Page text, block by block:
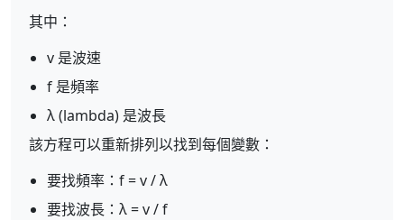
其中：
v 是波速
f 是頻率
λ (lambda) 是波長
該方程可以重新排列以找到每個變數：
要找頻率：f = v / λ
要找波長：λ = v / f